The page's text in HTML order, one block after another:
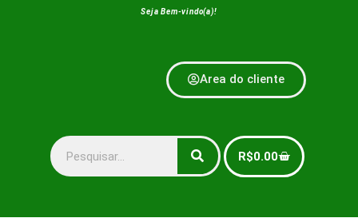
Seja Bem-vindo(a)!
Area do cliente
R$0.00